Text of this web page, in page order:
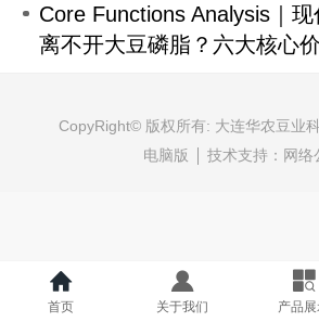
Core Functions Analysis｜
离不开大豆磷脂？六大核心
CopyRight© 版权所有: 大连华农豆业
电脑版
技术支持： 网络
首页 关于我们 产品